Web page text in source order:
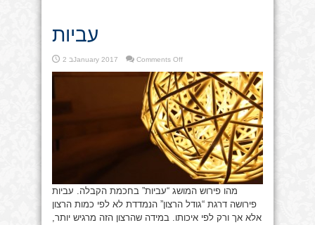
עביות
2 בJanuary 2017 Comments Offon
מהו פירוש המושג “עביות” בחכמת הקבלה. עביות
פירושה דרגת “גודל הרצון” הנמדדת לא לפי כמות הרצון
אלא אך ורק לפי איכותו. במידה שהרצון הזה מרגיש יותר,